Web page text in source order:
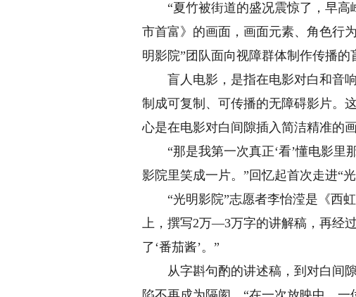
“夏竹被街道的盛况震惊了，早高
市首富》的画面，画面元素、角色行
明影院”团队面向视障群体制作传播的
盲人电影，是指在电影对白和音响
制成可复制、可传播的无障碍影片。
心是在电影对白间隙插入简洁精准的
“那是我第一次真正‘看’懂电影里
影院里笑成一片。”回忆起首次走进“
“光明影院”志愿者李怡滢是《西虹
上，撰写2万—3万字的讲解稿，再经
了‘番茄酱’。”
从字斟句酌的讲述稿，到对白间隙